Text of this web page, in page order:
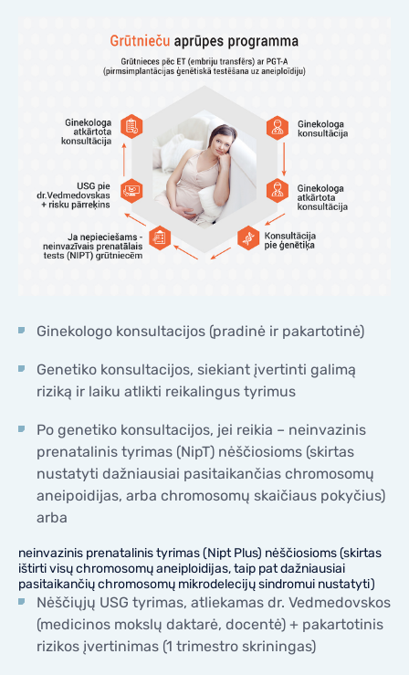
Ginekologo konsultacijos (pradinė ir pakartotinė)
Genetiko konsultacijos, siekiant įvertinti galimą
riziką ir laiku atlikti reikalingus tyrimus
Po genetiko konsultacijos, jei reikia – neinvazinis
prenatalinis tyrimas (NipT) nėščiosioms (skirtas
nustatyti dažniausiai pasitaikančias chromosomų
aneipoidijas, arba chromosomų skaičiaus pokyčius)
arba
neinvazinis prenatalinis tyrimas (Nipt Plus) nėščiosioms (skirtas
ištirti visų chromosomų aneiploidijas, taip pat dažniausiai
pasitaikančių chromosomų mikrodelecijų sindromui nustatyti)
Nėščiųjų USG tyrimas, atliekamas dr. Vedmedovskos
(medicinos mokslų daktarė, docentė) + pakartotinis
rizikos įvertinimas (1 trimestro skriningas)